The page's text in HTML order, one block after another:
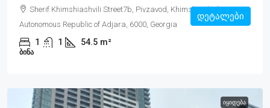
Sherif Khimshiashvili Street7b, Pivzavod, Khimshiashvili, Batumi,
Autonomous Republic of Adjara, 6000, Georgia
1 1 54.5 m²
ᲑᲘᲜᲐ
დეტალები
ᲘᲧᲘᲓᲔᲑᲐ